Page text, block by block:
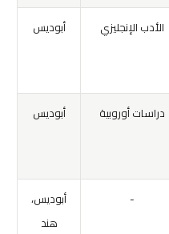
الأدب الإنجليزي أبوديس
دراسات أوروبية أبوديس
-
أبوديس،
هند